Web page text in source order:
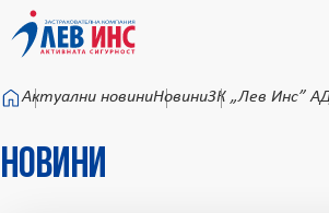
Към основното съдържание
Актуални новиниНовиниЗК „Лев Инс”
Новини